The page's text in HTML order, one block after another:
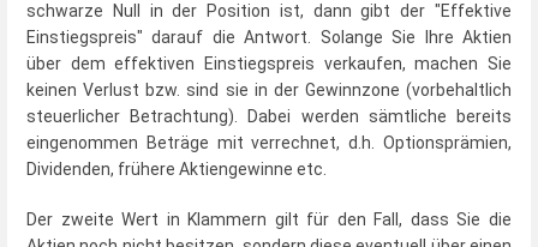
schwarze Null in der Position ist, dann gibt der "Effektive
Einstiegspreis" darauf die Antwort. Solange Sie Ihre Aktien
über dem effektiven Einstiegspreis verkaufen, machen Sie
keinen Verlust bzw. sind sie in der Gewinnzone (vorbehaltlich
steuerlicher Betrachtung). Dabei werden sämtliche bereits
eingenommen Beträge mit verrechnet, d.h. Optionsprämien,
Dividenden, frühere Aktiengewinne etc.
Der zweite Wert in Klammern gilt für den Fall, dass Sie die